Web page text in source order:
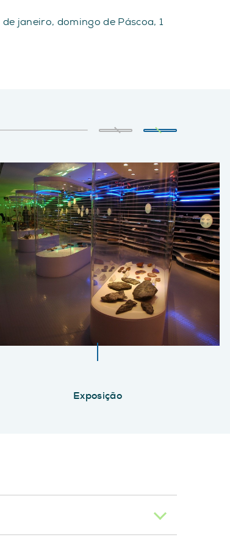
janeiro, domingo de Páscoa, 1
Exposição